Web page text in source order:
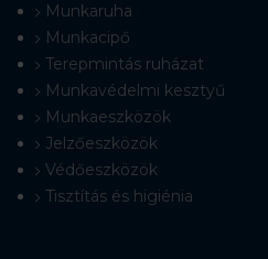
Munkaruha
Munkacipő
Terepmintás ruházat
Munkavédelmi kesztyű
Munkaeszközök
Jelzőeszközök
Védőeszközök
Tisztítás és higiénia